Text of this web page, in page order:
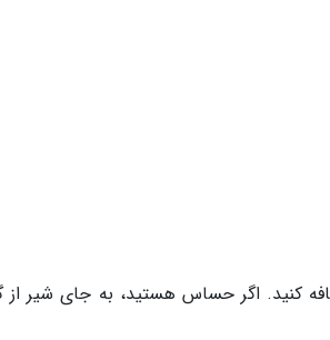
کنید. اگر حساس هستید، به جای شیر از